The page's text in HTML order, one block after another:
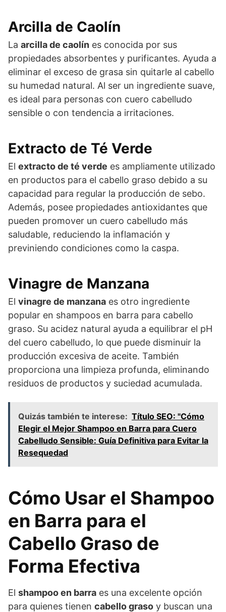
Arcilla de Caolín
La arcilla de caolín es conocida por sus
propiedades absorbentes y purificantes. Ayuda a
eliminar el exceso de grasa sin quitarle al cabello
su humedad natural. Al ser un ingrediente suave,
es ideal para personas con cuero cabelludo
sensible o con tendencia a irritaciones.
Extracto de Té Verde
El extracto de té verde es ampliamente utilizado
en productos para el cabello graso debido a su
capacidad para regular la producción de sebo.
Además, posee propiedades antioxidantes que
pueden promover un cuero cabelludo más
saludable, reduciendo la inflamación y
previniendo condiciones como la caspa.
Vinagre de Manzana
El vinagre de manzana es otro ingrediente
popular en shampoos en barra para cabello
graso. Su acidez natural ayuda a equilibrar el pH
del cuero cabelludo, lo que puede disminuir la
producción excesiva de aceite. También
proporciona una limpieza profunda, eliminando
residuos de productos y suciedad acumulada.
Quizás también te interese: Título SEO: "Cómo
Elegir el Mejor Shampoo en Barra para Cuero
Cabelludo Sensible: Guía Definitiva para Evitar la
Resequedad
Cómo Usar el Shampoo
en Barra para el
Cabello Graso de
Forma Efectiva
El shampoo en barra es una excelente opción
para quienes tienen cabello graso y buscan una